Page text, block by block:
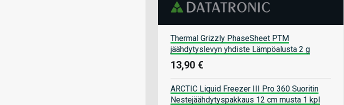
Thermal Grizzly PhaseSheet PTM
jäähdytyslevyn yhdiste Lämpöalusta 2 g
13,90 €
ARCTIC Liquid Freezer III Pro 360 Suoritin
Nestejäähdytyspakkaus 12 cm musta 1 kpl